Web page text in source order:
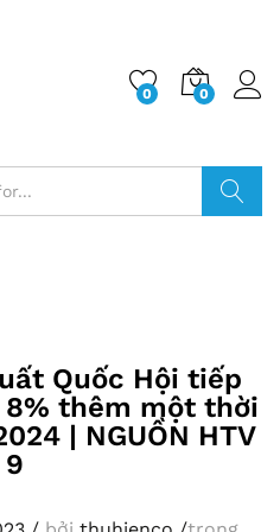
0 0
Quốc Hội tiếp
8% thêm một thời
| NGUỒN HTV
9